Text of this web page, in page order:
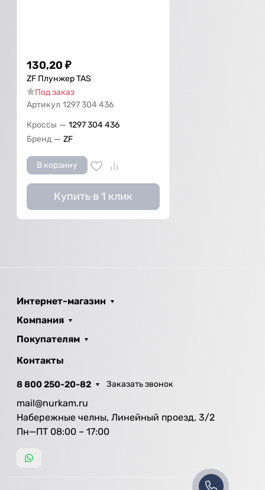
130,20 ₽
ZF Плунжер TAS
Под заказ
Артикул 1297 304 436
Кроссы — 1297 304 436
Бренд — ZF
В корзину
Купить в 1 клик
Интернет-магазин
Компания
Покупателям
Контакты
8 800 250-20-82 Заказать звонок
mail@nurkam.ru
Набережные челны, Линейный проезд, 3/2
Пн—ПТ 08:00 – 17:00